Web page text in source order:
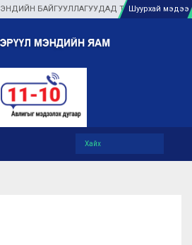
БАЙГУУЛЛАГУУДАД ТУЛГАМДАЖ БУЙ
Шуурхай мэдээ